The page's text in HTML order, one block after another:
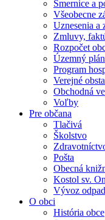
Smernice a
Všeobecne
Uznesenia a
Zmluvy,
Rozpočet
Územný plán
Program
Verejné
Obchodná
Voľby
Pre občana
Tlačivá
Školstvo
Pošta
Obecná
Kostol sv.
Vývoz
O obci
História obce